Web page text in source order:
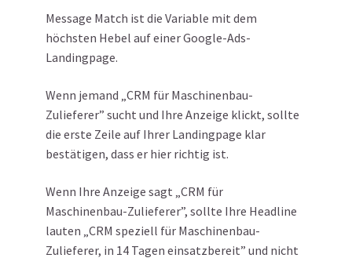
Message Match ist die Variable mit dem
höchsten Hebel auf einer Google-Ads-
Landingpage.
Wenn jemand „CRM für Maschinenbau-
Zulieferer” sucht und Ihre Anzeige klickt, sollte
die erste Zeile auf Ihrer Landingpage klar
bestätigen, dass er hier richtig ist.
Wenn Ihre Anzeige sagt „CRM für
Maschinenbau-Zulieferer”, sollte Ihre Headline
lauten „CRM speziell für Maschinenbau-
Zulieferer, in 14 Tagen einsatzbereit” und nicht